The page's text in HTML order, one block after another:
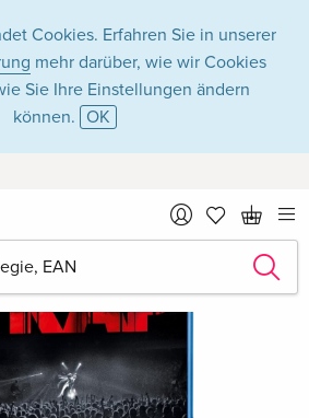
Cookies. Erfahren Sie in unserer
mehr darüber, wie wir Cookies
Sie Ihre Einstellungen ändern
können. OK